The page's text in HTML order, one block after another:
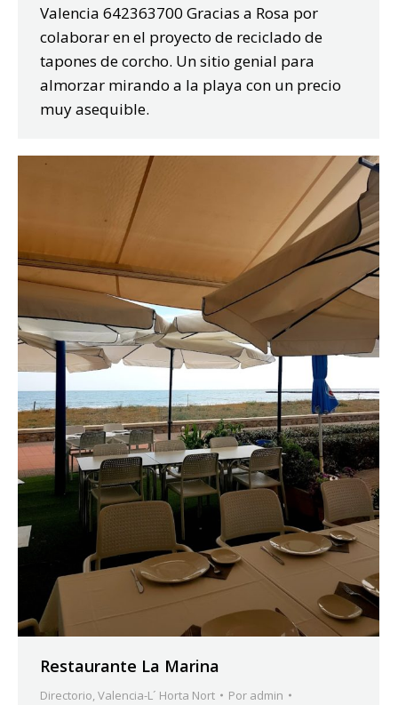
Valencia 642363700 Gracias a Rosa por
colaborar en el proyecto de reciclado de
tapones de corcho. Un sitio genial para
almorzar mirando a la playa con un precio
muy asequible.
Restaurante La Marina
Directorio,Valencia-L´ Horta Nort Por admin